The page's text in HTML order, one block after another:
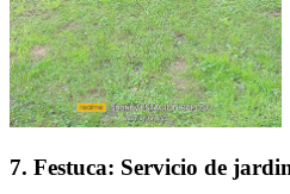
7. Festuca: Servicio de